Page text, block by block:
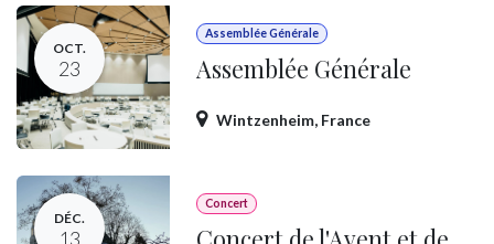
OCT.
23
Assemblée Générale
Assemblée Générale
Wintzenheim, France
DÉC.
13
Concert